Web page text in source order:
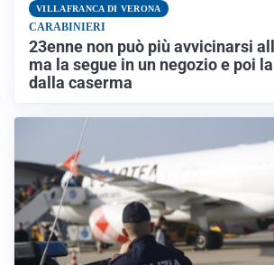
VILLAFRANCA DI VERONA
CARABINIERI
23enne non può più avvicinarsi
ma la segue in un negozio e poi
dalla caserma